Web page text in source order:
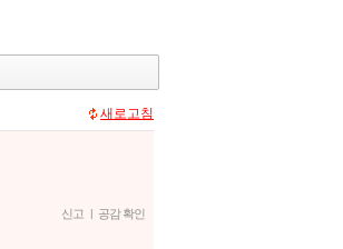
새로고침
신고 | 공감 확인